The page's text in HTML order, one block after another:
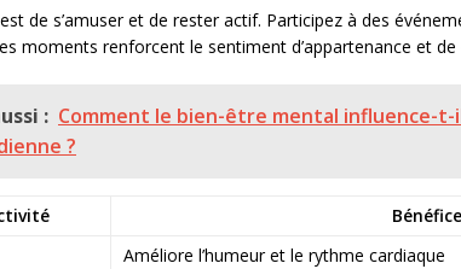
de s’amuser et de rester actif. Participez à des
moments renforcent le sentiment d’appartenance et
: Comment le bien-être mental influence-
?
Bénéfice
Améliore l’humeur et le rythme cardiaque